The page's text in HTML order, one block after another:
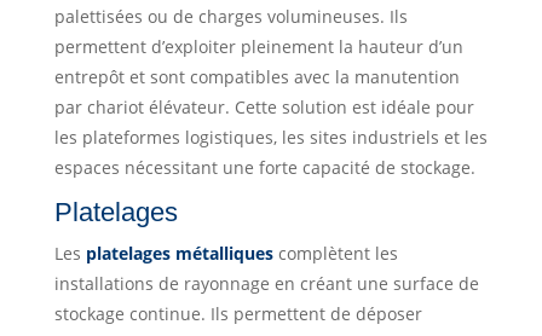
palettisées ou de charges volumineuses. Ils
permettent d’exploiter pleinement la hauteur d’un
entrepôt et sont compatibles avec la manutention
par chariot élévateur. Cette solution est idéale pour
les plateformes logistiques, les sites industriels et les
espaces nécessitant une forte capacité de stockage.
Platelages
Les platelages métalliquescomplètent les
installations de rayonnage en créant une surface de
stockage continue. Ils permettent de déposer